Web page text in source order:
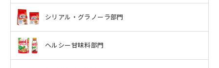
シリアル・グラノーラ部門
ヘルシー甘味料部門